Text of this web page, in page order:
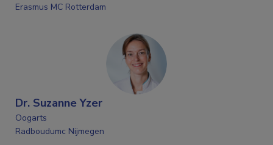
Erasmus MC Rotterdam
Dr. Suzanne Yzer
Oogarts
Radboudumc Nijmegen